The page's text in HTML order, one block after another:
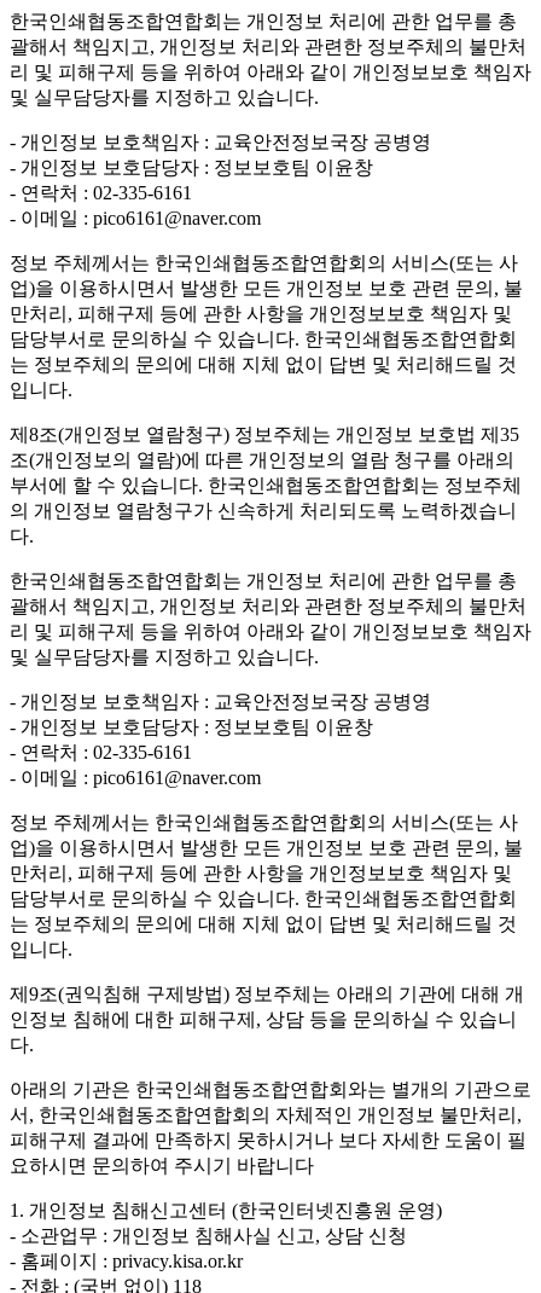
한국인쇄협동조합연합회는 개인정보 처리에 관한 업무를 총
괄해서 책임지고, 개인정보 처리와 관련한 정보주체의 불만처
리 및 피해구제 등을 위하여 아래와 같이 개인정보보호 책임자
및 실무담당자를 지정하고 있습니다.
- 개인정보 보호책임자 : 교육안전정보국장 공병영
- 개인정보 보호담당자 : 정보보호팀 이윤창
- 연락처 : 02-335-6161
- 이메일 : pico6161@naver.com
정보 주체께서는 한국인쇄협동조합연합회의 서비스(또는 사
업)을 이용하시면서 발생한 모든 개인정보 보호 관련 문의, 불
만처리, 피해구제 등에 관한 사항을 개인정보보호 책임자 및
담당부서로 문의하실 수 있습니다. 한국인쇄협동조합연합회
는 정보주체의 문의에 대해 지체 없이 답변 및 처리해드릴 것
입니다.
제8조(개인정보 열람청구) 정보주체는 개인정보 보호법 제35
조(개인정보의 열람)에 따른 개인정보의 열람 청구를 아래의
부서에 할 수 있습니다. 한국인쇄협동조합연합회는 정보주체
의 개인정보 열람청구가 신속하게 처리되도록 노력하겠습니
다.
한국인쇄협동조합연합회는 개인정보 처리에 관한 업무를 총
괄해서 책임지고, 개인정보 처리와 관련한 정보주체의 불만처
리 및 피해구제 등을 위하여 아래와 같이 개인정보보호 책임자
및 실무담당자를 지정하고 있습니다.
- 개인정보 보호책임자 : 교육안전정보국장 공병영
- 개인정보 보호담당자 : 정보보호팀 이윤창
- 연락처 : 02-335-6161
- 이메일 : pico6161@naver.com
정보 주체께서는 한국인쇄협동조합연합회의 서비스(또는 사
업)을 이용하시면서 발생한 모든 개인정보 보호 관련 문의, 불
만처리, 피해구제 등에 관한 사항을 개인정보보호 책임자 및
담당부서로 문의하실 수 있습니다. 한국인쇄협동조합연합회
는 정보주체의 문의에 대해 지체 없이 답변 및 처리해드릴 것
입니다.
제9조(권익침해 구제방법) 정보주체는 아래의 기관에 대해 개
인정보 침해에 대한 피해구제, 상담 등을 문의하실 수 있습니
다.
아래의 기관은 한국인쇄협동조합연합회와는 별개의 기관으로
서, 한국인쇄협동조합연합회의 자체적인 개인정보 불만처리,
피해구제 결과에 만족하지 못하시거나 보다 자세한 도움이 필
요하시면 문의하여 주시기 바랍니다
1. 개인정보 침해신고센터 (한국인터넷진흥원 운영)
- 소관업무 : 개인정보 침해사실 신고, 상담 신청
- 홈페이지 : privacy.kisa.or.kr
- 전화 : (국번 없이) 118